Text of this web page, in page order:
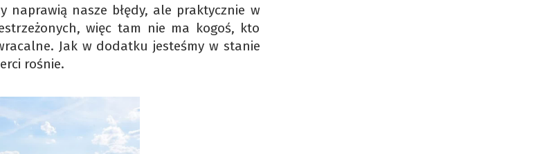
naprawią nasze błędy, ale praktycznie w
więc tam nie ma kogoś, kto
Jak w dodatku jesteśmy w stanie
rośnie.